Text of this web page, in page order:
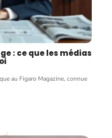
: ce que les médias
au Figaro Magazine, connue